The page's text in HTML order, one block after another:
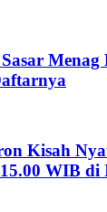
Kisah
WIB di